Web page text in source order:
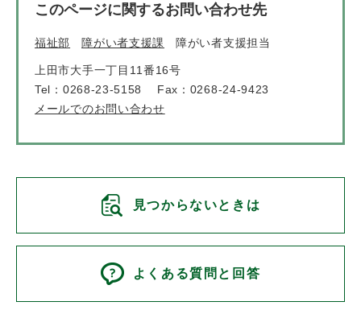
このページに関するお問い合わせ先
福祉部 障がい者支援課 障がい者支援担当
上田市大手一丁目11番16号
Tel：0268-23-5158
Fax：0268-24-9423
メールでのお問い合わせ
見つからないときは
よくある質問と回答